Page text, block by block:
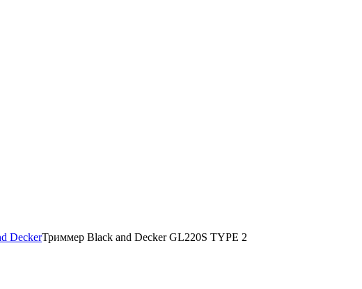
DeckerТриммер Black and Decker GL220S TYPE 2